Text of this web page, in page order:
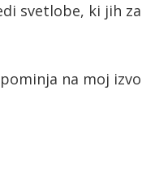
svetlobe, ki jih
na moj